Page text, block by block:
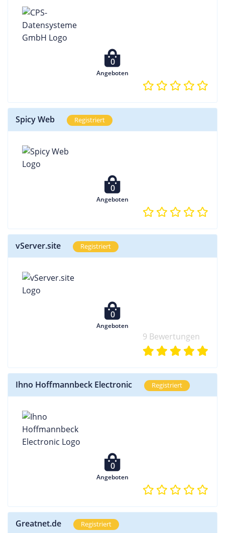
0
Angeboten
Spicy Web Registriert
0
Angeboten
vServer.site Registriert
0
Angeboten
9 Bewertungen
Ihno Hoffmannbeck Electronic Registriert
0
Angeboten
Greatnet.de Registriert